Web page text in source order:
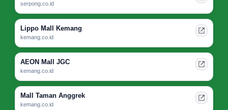
serpong.co.id
Lippo Mall Kemang
kemang.co.id
AEON Mall JGC
kemang.co.id
Mall Taman Anggrek
kemang.co.id